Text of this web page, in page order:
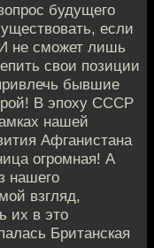
будущего
если
И не сможет лишь
свои позиции
бывшие
В эпоху СССР
нашей
Афганистана
огромная! А
нашего
взгляд,
их в это
Британская